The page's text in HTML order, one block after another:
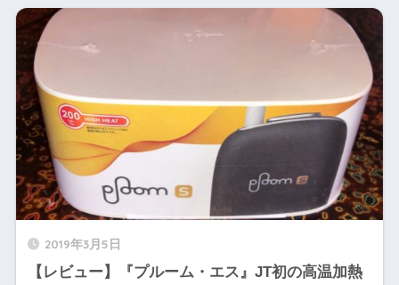
2019年3月5日
【レビュー】『プルーム・エス』JT初の高温加熱